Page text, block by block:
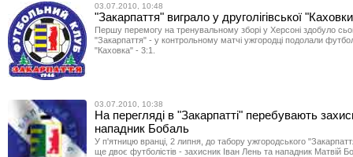
03.07.2010, 10:48
"Закарпаття" виграло у друголігівської
Першу перемогу на тренувальному зборі у Херсоні здобуло
"Закарпаття" - у контрольному матчі ужгородці подолали
"Каховка" - 3:1.
03.07.2010, 10:38
На перегляді в "Закарпатті" перебувають
нападник Бобаль
У п'ятницю вранці, 2 липня, до табору ужгородського
ще двоє футболістів - захисник Іван Лень та нападник Матвій